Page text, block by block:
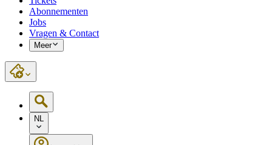
Abonnementen
Jobs
Vragen & Contact
Meer
NL